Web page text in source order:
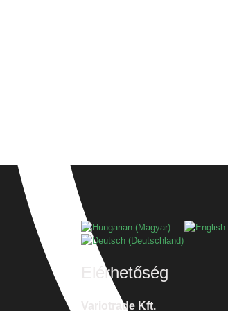
Válasszon nyelvet
Elérhetőség
Variotrade Kft.